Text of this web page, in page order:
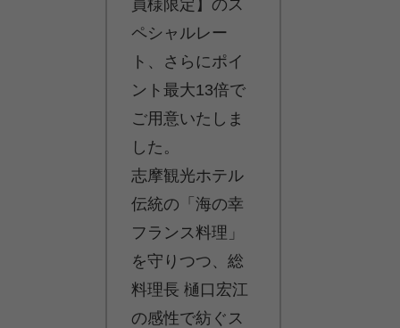
員様限定】のス
ペシャルレー
ト、さらにポイ
ント最大13倍で
ご用意いたしま
した。
志摩観光ホテル
伝統の「海の幸
フランス料理」
を守りつつ、総
料理長 樋口宏江
の感性で紡ぐス